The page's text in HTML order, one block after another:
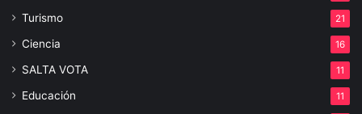
Turismo 21
Ciencia 16
SALTA VOTA 11
Educación 11